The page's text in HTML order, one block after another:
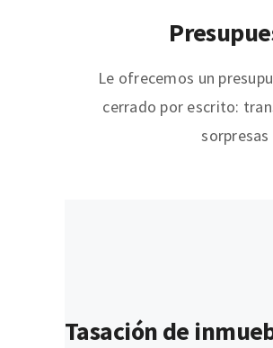
Le ofrecemos un
cerrado por escrito:
sorpresas
Tasación de